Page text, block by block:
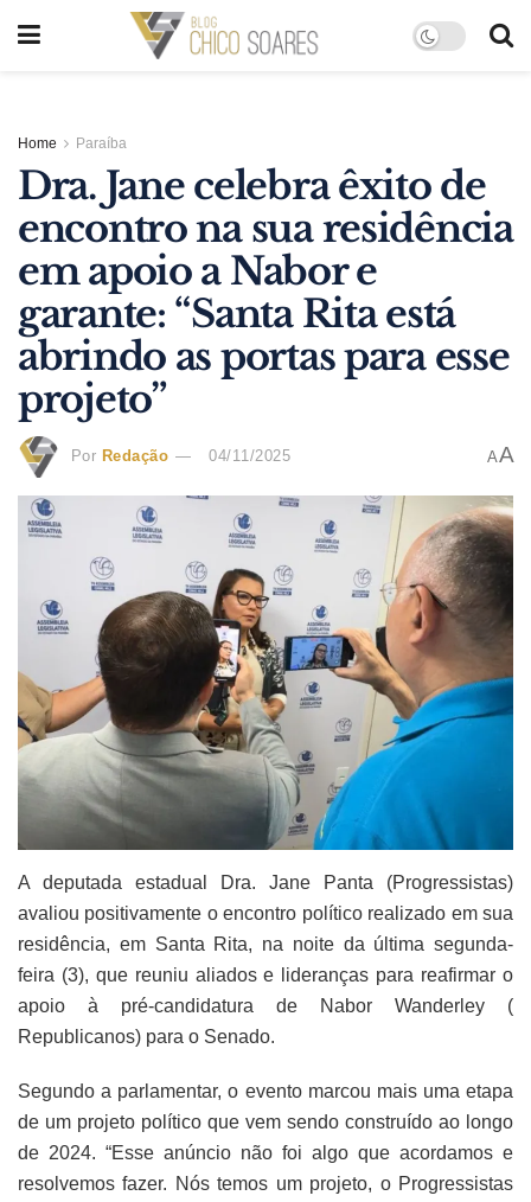
Home Paraíba
Dra. Jane celebra êxito de
encontro na sua residência
em apoio a Nabor e
garante: “Santa Rita está
abrindo as portas para esse
projeto”
Por Redação 04/11/2025 AA
A deputada estadual Dra. Jane Panta (Progressistas)
avaliou positivamente o encontro político realizado em sua
residência, em Santa Rita, na noite da última segunda-
feira (3), que reuniu aliados e lideranças para reafirmar o
apoio à pré-candidatura de Nabor Wanderley (
Republicanos) para o Senado.
Segundo a parlamentar, o evento marcou mais uma etapa
de um projeto político que vem sendo construído ao longo
de 2024. “Esse anúncio não foi algo que acordamos e
resolvemos fazer. Nós temos um projeto, o Progressistas